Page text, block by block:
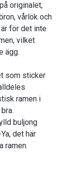
originalet,
vårlök och
för det inte
vilket
ägg.
som sticker
ramen i
buljong
det här
ramen.